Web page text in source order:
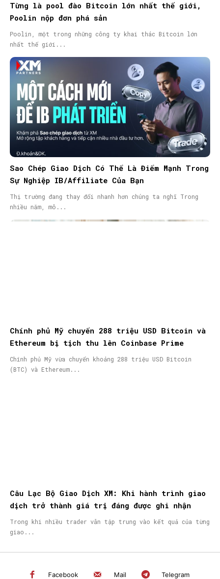
Từng là pool đào Bitcoin lớn nhất thế giới,
Poolin nộp đơn phá sản
Poolin, một trong những công ty khai thác Bitcoin lớn
nhất thế giới...
Sao Chép Giao Dịch Có Thể Là Điểm Mạnh Trong
Sự Nghiệp IB/Affiliate Của Bạn
Thị trường đang thay đổi nhanh hơn chúng ta nghĩ Trong
nhiều năm, mô...
Chính phủ Mỹ chuyển 288 triệu USD Bitcoin và
Ethereum bị tịch thu lên Coinbase Prime
Chính phủ Mỹ vừa chuyển khoảng 288 triệu USD Bitcoin
(BTC) và Ethereum...
Câu Lạc Bộ Giao Dịch XM: Khi hành trình giao
dịch trở thành giá trị đáng được ghi nhận
Trong khi nhiều trader vẫn tập trung vào kết quả của từng
giao...
Facebook Mail Telegram